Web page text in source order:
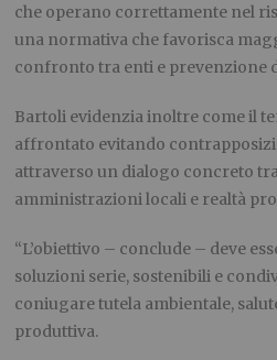
che operano correttamente nel
una normativa che favorisca
confronto tra enti e prevenzione
Bartoli evidenzia inoltre come il
affrontato evitando
attraverso un dialogo concreto
amministrazioni locali e realtà
“L’obiettivo – conclude – deve
soluzioni serie, sostenibili e
coniugare tutela ambientale,
produttiva.